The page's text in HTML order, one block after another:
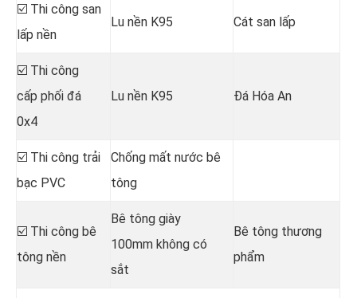
☑️ Thi công san
lấp nền
Lu nền K95 Cát san lấp
☑️ Thi công
cấp phối đá
0x4
Lu nền K95 Đá Hóa An
☑️ Thi công trải
bạc PVC
Chống mất nước bê
tông
☑️ Thi công bê
tông nền
Bê tông giày
100mm không có
sắt
Bê tông thương
phẩm